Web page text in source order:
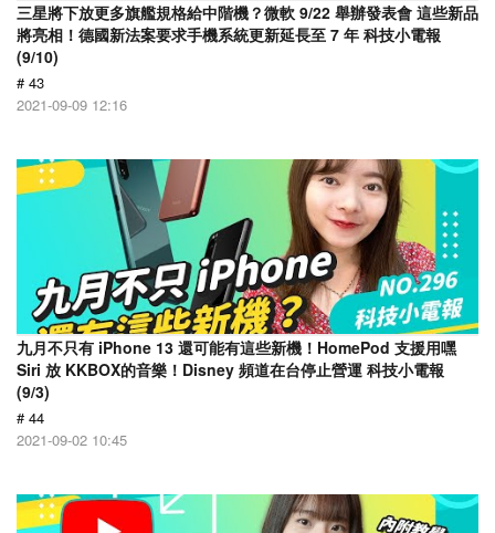
三星將下放更多旗艦規格給中階機？微軟 9/22 舉辦發表會 這些新品
將亮相！德國新法案要求手機系統更新延長至 7 年 科技小電報
(9/10)
# 43
2021-09-09 12:16
九月不只有 iPhone 13 還可能有這些新機！HomePod 支援用嘿
Siri 放 KKBOX的音樂！Disney 頻道在台停止營運 科技小電報
(9/3)
# 44
2021-09-02 10:45